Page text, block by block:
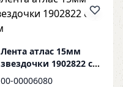
Лента атлас 15мм
звездочки 1902822 сер
1м
00-00006080